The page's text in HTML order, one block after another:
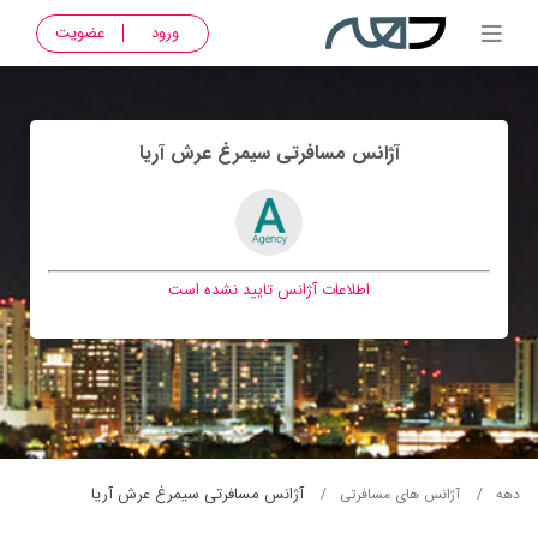
ورود عضویت
آژانس مسافرتی سيمرغ عرش آريا
اطلاعات آژانس تایید نشده است
دهه آژانس های مسافرتی آژانس مسافرتی سيمرغ عرش آريا